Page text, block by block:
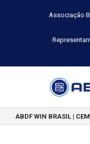
Associação
ABDF WIN BRASIL |